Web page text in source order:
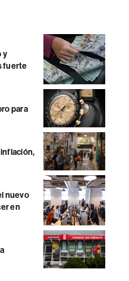
y
fuerte
para
nuevo
en